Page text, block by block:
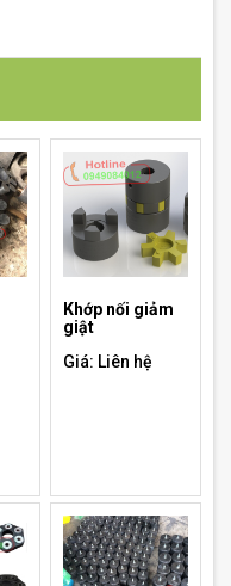
Khớp nối giảm
giật
Giá: Liên hệ